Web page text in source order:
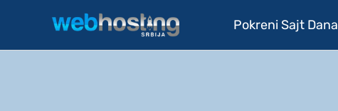
Pokreni Sajt